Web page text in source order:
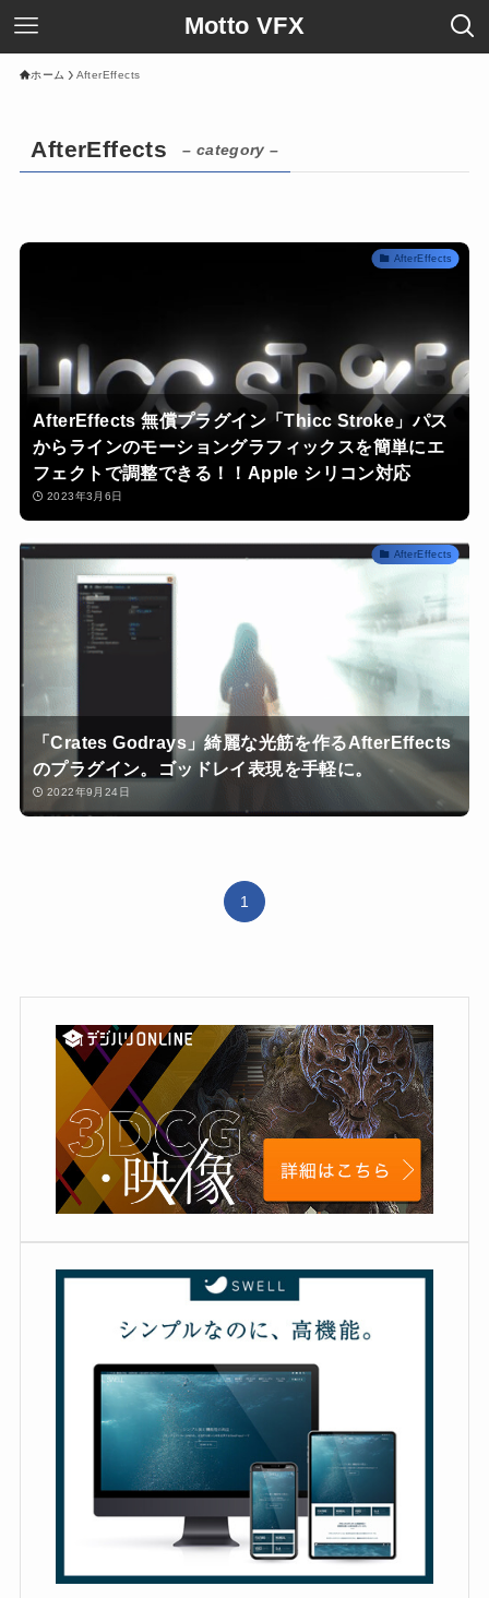
Motto VFX
ホーム AfterEffects
AfterEffects – category –
AfterEffects
AfterEffects 無償プラグイン「Thicc Stroke」パス
からラインのモーショングラフィックスを簡単にエ
フェクトで調整できる！！Apple シリコン対応
2023年3月6日
AfterEffects
「Crates Godrays」綺麗な光筋を作るAfterEffects
のプラグイン。ゴッドレイ表現を手軽に。
2022年9月24日
1